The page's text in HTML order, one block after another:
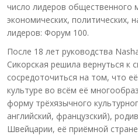
число лидеров общественного
экономических, политических,
лидеров: Форум 100.
После 18 лет руководства
Сикорская решила вернуться к
сосредоточиться на том, что
культуре во всём её
форму трёхязычного
английский, французский),
Швейцарии, её приёмной